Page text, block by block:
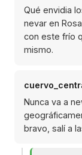
Qué envidia
nevar en
con este frío
mismo.
Nunca va a
bravo, salí a